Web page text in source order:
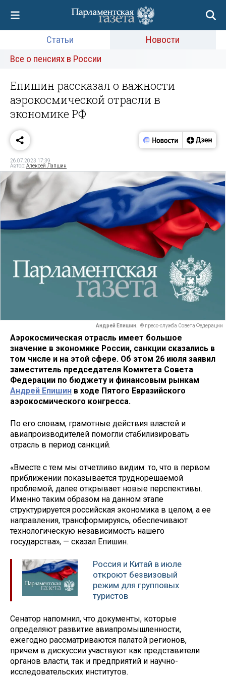
Статьи
Новости
Все о пенсиях в России
Епишин рассказал о важности
аэрокосмической отрасли в
экономике РФ
26.07.2023 17:39
Автор:Алексей Лапшин
Андрей Епишин. © пресс-служба Совета Федерации
Аэрокосмическая отрасль имеет большое
значение в экономике России, санкции сказались в
том числе и на этой сфере. Об этом 26 июля заявил
заместитель председателя Комитета Совета
Федерации по бюджету и финансовым рынкам
Андрей Епишин в ходе Пятого Евразийского
аэрокосмического конгресса.
По его словам, грамотные действия властей и
авиапроизводителей помогли стабилизировать
отрасль в период санкций.
«Вместе с тем мы отчетливо видим: то, что в первом
приближении показывается труднорешаемой
проблемой, далее открывает новые перспективы.
Именно таким образом на данном этапе
структурируется российская экономика в целом, а ее
направления, трансформируясь, обеспечивают
технологическую независимость нашего
государства», — сказал Епишин.
Россия и Китай в июле
откроют безвизовый
режим для групповых
туристов
Сенатор напомнил, что документы, которые
определяют развитие авиапромышленности,
ежегодно рассматриваются палатой регионов,
причем в дискуссии участвуют как представители
органов власти, так и предприятий и научно-
исследовательских институтов.